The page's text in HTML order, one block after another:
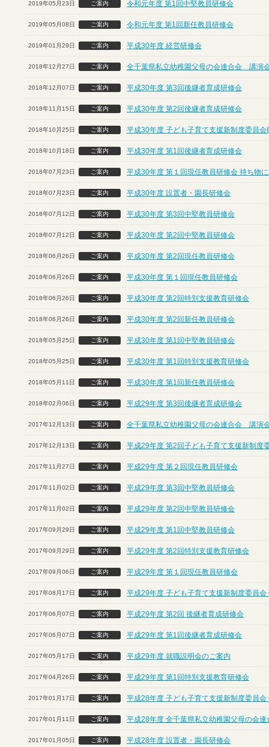
2019年05月23日 ご案内 令和元年度 第1回中堅教員研修会
2019年05月08日 ご案内 令和元年度 第1回新任教員研修会
2019年01月29日 ご案内 平成30年度 経営研修会
2018年12月27日 ご案内 全千葉県私立幼稚園父母の会連合会 講演
2018年12月07日 ご案内 平成30年度 第3回後継者育成研修会
2018年11月15日 ご案内 平成30年度 第2回後継者育成研修会
2018年10月25日 ご案内 平成30年度 子ども子育て支援新制度委員会
2018年10月18日 ご案内 平成30年度 第1回後継者育成研修会
2018年07月23日 ご案内 平成30年度 第１回現任教員研修会 持ち物
2018年07月23日 ご案内 平成30年度 設置者・園長研修会
2018年07月12日 ご案内 平成30年度 第3回中堅教員研修会
2018年07月12日 ご案内 平成30年度 第2回中堅教員研修会
2018年06月26日 ご案内 平成30年度 第2回現任教員研修会
2018年06月26日 ご案内 平成30年度 第１回現任教員研修会
2018年06月26日 ご案内 平成30年度 第2回特別支援教育研修会
2018年06月26日 ご案内 平成30年度 第2回新任教員研修会
2018年05月25日 ご案内 平成30年度 第1回中堅教員研修会
2018年05月25日 ご案内 平成30年度 第1回特別支援教育研修会
2018年05月11日 ご案内 平成30年度 第1回新任教員研修会
2018年02月06日 ご案内 平成29年度 第3回後継者育成研修会
2017年12月13日 ご案内 全千葉県私立幼稚園父母の会連合会 講演
2017年12月13日 ご案内 平成29年度 第2回子ども子育て支援新制度
2017年11月27日 ご案内 平成29年度 第２回現任教員研修会
2017年11月02日 ご案内 平成29年度 第3回中堅教員研修会
2017年11月02日 ご案内 平成29年度 第2回中堅教員研修会
2017年09月29日 ご案内 平成29年度 第1回中堅教員研修会
2017年09月29日 ご案内 平成29年度 第2回特別支援教育研修会
2017年09月06日 ご案内 平成29年度 第１回現任教員研修会
2017年08月17日 ご案内 平成29年度 子ども子育て支援新制度委員会
2017年06月07日 ご案内 平成29年度 第2回 後継者育成研修会
2017年06月07日 ご案内 平成29年度 第1回後継者育成研修会
2017年05月17日 ご案内 平成29年度 就職説明会のご案内
2017年04月26日 ご案内 平成29年度 第1回特別支援教育研修会
2017年01月17日 ご案内 平成28年度 子ども子育て支援新制度委員
2017年01月11日 ご案内 平成28年度 全千葉県私立幼稚園父母の会
2017年01月05日 ご案内 平成28年度 設置者・園長研修会